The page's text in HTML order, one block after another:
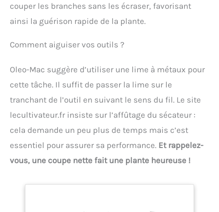
couper les branches sans les écraser, favorisant
ainsi la guérison rapide de la plante.
Comment aiguiser vos outils ?
Oleo-Mac suggère d’utiliser une lime à métaux pour
cette tâche. Il suffit de passer la lime sur le
tranchant de l’outil en suivant le sens du fil. Le site
lecultivateur.fr insiste sur l’affûtage du sécateur :
cela demande un peu plus de temps mais c’est
essentiel pour assurer sa performance. Et rappelez-
vous, une coupe nette fait une plante heureuse !